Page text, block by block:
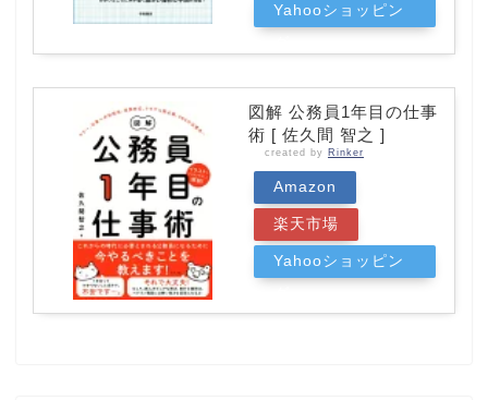
Yahooショッピン
図解 公務員1年目の仕事
術 [ 佐久間 智之 ]
created by Rinker
Amazon
楽天市場
Yahooショッピン